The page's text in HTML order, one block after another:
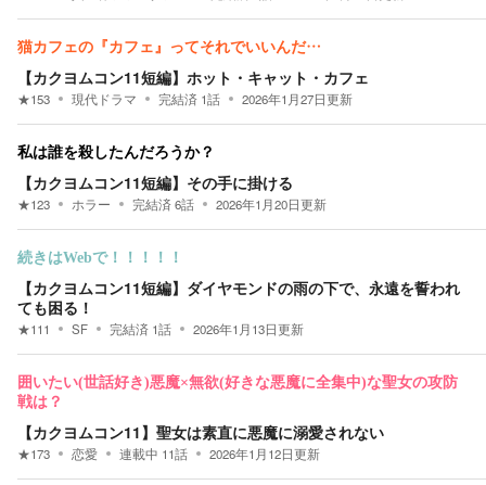
猫カフェの『カフェ』ってそれでいいんだ…
【カクヨムコン11短編】ホット・キャット・カフェ
★153 現代ドラマ 完結済 1話 2026年1月27日更新
私は誰を殺したんだろうか？
【カクヨムコン11短編】その手に掛ける
★123 ホラー 完結済6話 2026年1月20日更新
続きはWebで！！！！！
【カクヨムコン11短編】ダイヤモンドの雨の下で、永遠を誓われ
ても困る！
★111 SF 完結済 1話 2026年1月13日更新
囲いたい(世話好き)悪魔×無欲(好きな悪魔に全集中)な聖女の攻防
戦は？
【カクヨムコン11】聖女は素直に悪魔に溺愛されない
★173 恋愛 連載中 11話 2026年1月12日更新